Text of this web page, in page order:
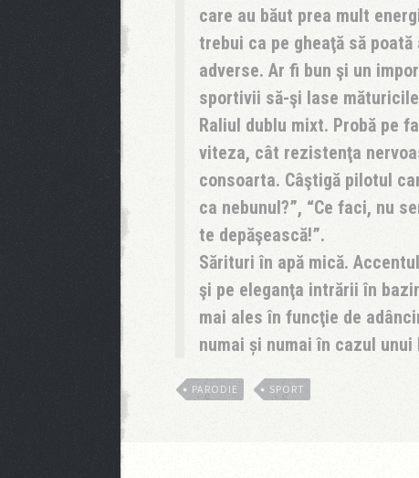
care au băut prea mult
trebui ca pe gheaţă să
adverse. Ar fi bun şi un
sportivii să-şi lase
Raliul dublu mixt. Probă pe
viteza, cât rezistenţa
consoarta. Câştigă pilotul
ca nebunul?”, “Ce faci, nu
te depăşească!”.
Sărituri în apă mică.
şi pe eleganţa intrării în
mai ales în funcţie de
numai și numai în cazul
PARODIE SPORT